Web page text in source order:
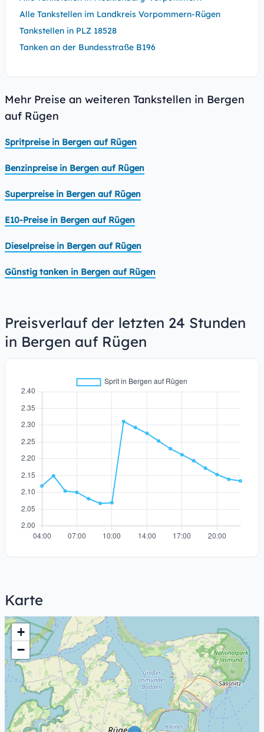
Alle Tankstellen im Landkreis Vorpommern-Rügen
Tankstellen in PLZ 18528
Tanken an der Bundesstraße B196
Mehr Preise an weiteren Tankstellen in Bergen
auf Rügen
Spritpreise in Bergen auf Rügen
Benzinpreise in Bergen auf Rügen
Superpreise in Bergen auf Rügen
E10-Preise in Bergen auf Rügen
Dieselpreise in Bergen auf Rügen
Günstig tanken in Bergen auf Rügen
Preisverlauf der letzten 24 Stunden
in Bergen auf Rügen
Karte
+
−